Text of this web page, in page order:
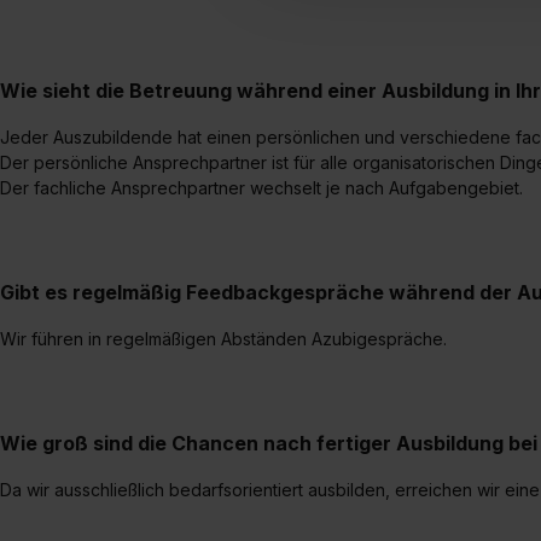
jederzeit mit Wirkung für die
„Details zeigen“. Weitere
Wie sieht die Betreuung während einer Ausbildung in
Jeder Auszubildende hat einen persönlichen und verschiedene
Der persönliche Ansprechpartner ist für alle organisatorischen
Der fachliche Ansprechpartner wechselt je nach Aufgabengebiet.
Gibt es regelmäßig Feedbackgespräche während der
Wir führen in regelmäßigen Abständen Azubigespräche.
Wie groß sind die Chancen nach fertiger Ausbildung
Da wir ausschließlich bedarfsorientiert ausbilden, erreichen wir